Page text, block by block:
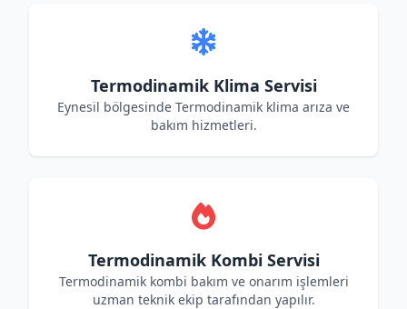
Termodinamik Klima Servisi
Eynesil bölgesinde Termodinamik klima arıza ve
bakım hizmetleri.
Termodinamik Kombi Servisi
Termodinamik kombi bakım ve onarım işlemleri
uzman teknik ekip tarafından yapılır.